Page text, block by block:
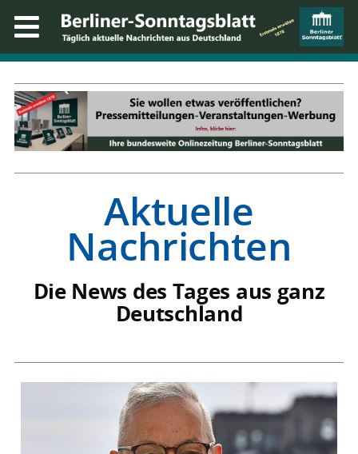
Aktuelle
Nachrichten
Die News des Tages aus ganz
Deutschland